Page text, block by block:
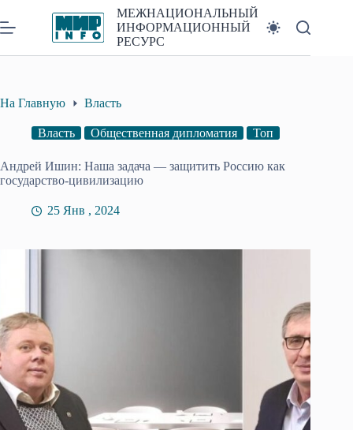
к
сути
МЕЖНАЦИОНАЛЬНЫЙ
ИНФОРМАЦИОННЫЙ
РЕСУРС
На Главную Власть
Власть Общественная дипломатия Топ
Андрей Ишин: Наша задача — защитить Россию как
государство-цивилизацию
25 Янв , 2024